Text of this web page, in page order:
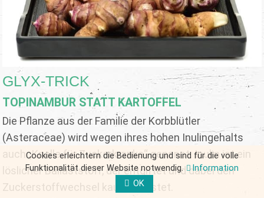
GLYX-TRICK
TOPINAMBUR STATT KARTOFFEL
Die Pflanze aus der Familie der Korbblütler
(Asteraceae) wird wegen ihres hohen Inulingehalts
auch „Knolle für Zuckerkranke“ genannt. Inulin ist ein
löslicher Ballaststoff, der entgiftet und dabei den
Zuckerstoffwechsel kaum belastet.
Cookies erleichtern die Bedienung und sind für die volle
Funktionalität dieser Website notwendig.
Information
OK
FORM